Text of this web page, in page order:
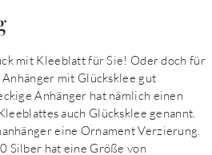
mit Kleeblatt für Sie! Oder doch für
mit Glücksklee gut
Anhänger hat nämlich einen
auch Glücksklee genannt.
eine Ornament Verzierung.
Silber hat eine Größe von